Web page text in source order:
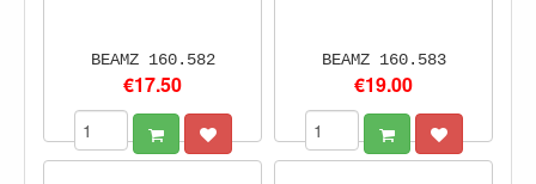
BEAMZ 160.582
€17.50
BEAMZ 160.583
€19.00